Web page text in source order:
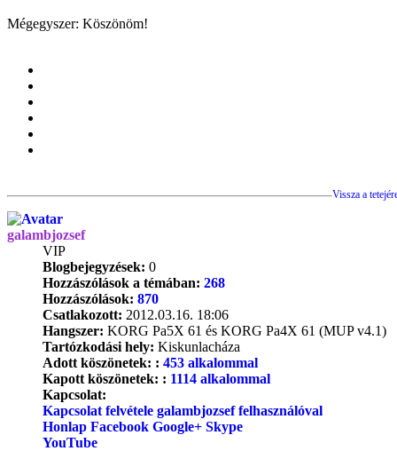
Mégegyszer: Köszönöm!
Vissza a
galambjozsef
VIP
Blogbejegyzések: 0
Hozzászólások a témában: 268
Hozzászólások: 870
Csatlakozott: 2012.03.16. 18:06
Hangszer: KORG Pa5X 61 és KORG Pa4X 61 (MUP v4.1)
Tartózkodási hely: Kiskunlacháza
Adott köszönetek: : 453 alkalommal
Kapott köszönetek: : 1114 alkalommal
Kapcsolat:
Kapcsolat felvétele galambjozsef felhasználóval
Honlap Facebook Google+ Skype
YouTube